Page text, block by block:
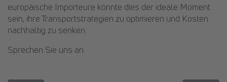
europäische Importeure könnte dies der ideale Moment
sein, ihre Transportstrategien zu optimieren und Kosten
nachhaltig zu senken.
Sprechen Sie uns an.